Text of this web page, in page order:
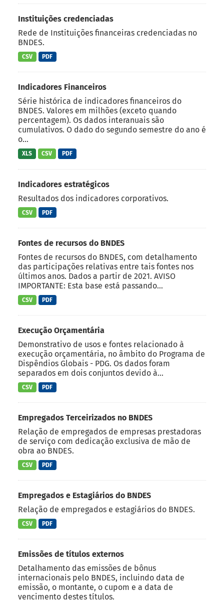
Instituições credenciadas
Rede de Instituições financeiras credenciadas no
BNDES.
CSV PDF
Indicadores Financeiros
Série histórica de indicadores financeiros do
BNDES. Valores em milhões (exceto quando
percentagem). Os dados interanuais são
cumulativos. O dado do segundo semestre do ano é
o...
XLS CSV PDF
Indicadores estratégicos
Resultados dos indicadores corporativos.
CSV PDF
Fontes de recursos do BNDES
Fontes de recursos do BNDES, com detalhamento
das participações relativas entre tais fontes nos
últimos anos. Dados a partir de 2021. AVISO
IMPORTANTE: Esta base está passando...
CSV PDF
Execução Orçamentária
Demonstrativo de usos e fontes relacionado à
execução orçamentária, no âmbito do Programa de
Dispêndios Globais - PDG. Os dados foram
separados em dois conjuntos devido à...
CSV PDF
Empregados Terceirizados no BNDES
Relação de empregados de empresas prestadoras
de serviço com dedicação exclusiva de mão de
obra ao BNDES.
CSV PDF
Empregados e Estagiários do BNDES
Relação de empregados e estagiários do BNDES.
CSV PDF
Emissões de títulos externos
Detalhamento das emissões de bônus
internacionais pelo BNDES, incluindo data de
emissão, o montante, o cupom e a data de
vencimento destes títulos.